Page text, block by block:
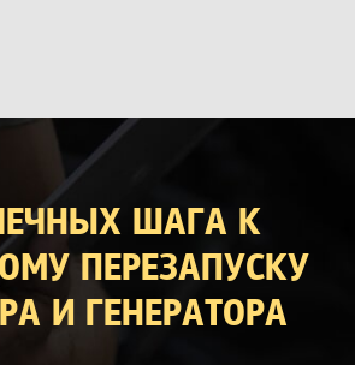
ШАГА К
ПЕРЕЗАПУСКУ
И ГЕНЕРАТОРА